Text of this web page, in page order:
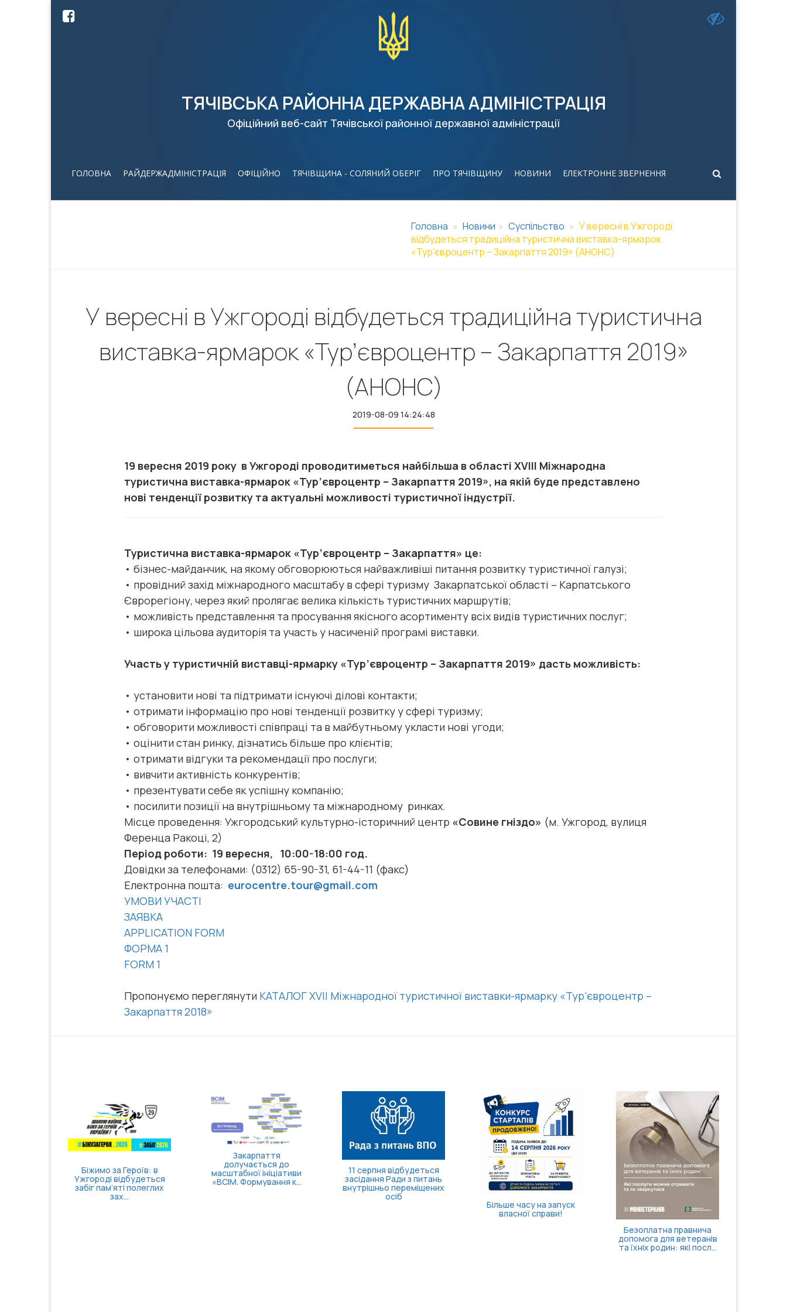
ТЯЧІВСЬКА РАЙОННА ДЕРЖАВНА АДМІНІСТРАЦІЯ
Офіційний веб-сайт Тячівської районної державної адміністрації
ГОЛОВНА РАЙДЕРЖАДМІНІСТРАЦІЯ ОФІЦІЙНО ТЯЧІВЩИНА - СОЛЯНИЙ ОБЕРІГ ПРО ТЯЧІВЩИНУ НОВИНИ ЕЛЕКТРОННЕ ЗВЕРНЕННЯ
Головна Новини Суспільство
У вересні в Ужгороді
відбудеться традиційна туристична виставка-ярмарок
«Тур’євроцентр – Закарпаття 2019» (АНОНС)
У вересні в Ужгороді відбудеться традиційна туристична
виставка-ярмарок «Тур’євроцентр – Закарпаття 2019»
(АНОНС)
2019-08-09 14:24:48
19 вересня 2019 року в Ужгороді проводитиметься найбільша в області XVIII Міжнародна
туристична виставка-ярмарок «Тур’євроцентр – Закарпаття 2019», на якій буде представлено
нові тенденції розвитку та актуальні можливості туристичної індустрії.
Туристична виставка-ярмарок «Тур’євроцентр – Закарпаття» це:
• бізнес-майданчик, на якому обговорюються найважливіші питання розвитку туристичної галузі;
• провідний захід міжнародного масштабу в сфері туризму Закарпатської області – Карпатського
Єврорегіону, через який пролягає велика кількість туристичних маршрутів;
• можливість представлення та просування якісного асортименту всіх видів туристичних послуг;
• широка цільова аудиторія та участь у насиченій програмі виставки.
Участь у туристичній виставці-ярмарку «Тур’євроцентр – Закарпаття 2019» дасть можливість:
• установити нові та підтримати існуючі ділові контакти;
• отримати інформацію про нові тенденції розвитку у сфері туризму;
• обговорити можливості співпраці та в майбутньому укласти нові угоди;
• оцінити стан ринку, дізнатись більше про клієнтів;
• отримати відгуки та рекомендації про послуги;
• вивчити активність конкурентів;
• презентувати себе як успішну компанію;
• посилити позиції на внутрішньому та міжнародному ринках.
Місце проведення: Ужгородський культурно-історичний центр «Совине гніздо» (м. Ужгород, вулиця
Ференца Ракоці, 2)
Період роботи: 19 вересня, 10:00-18:00 год.
Довідки за телефонами: (0312) 65-90-31, 61-44-11 (факс)
Електронна пошта: eurocentre.tour@gmail.com
УМОВИ УЧАСТІ
ЗАЯВКА
APPLICATION FORM
ФОРМА 1
FORM 1
Пропонуємо переглянути КАТАЛОГ XVIІ Міжнародної туристичної виставки-ярмарку «Тур’євроцентр –
Закарпаття 2018»
Біжимо за Героїв: в
Ужгороді відбудеться
забіг пам’яті полеглих
зах...
Закарпаття
долучається до
масштабної ініціативи
«ВСІМ. Формування к...
11 серпня відбудеться
засідання Ради з питань
внутрішньо переміщених
осіб
Більше часу на запуск
власної справи!
Безоплатна правнича
допомога для ветеранів
та їхніх родин: які посл...